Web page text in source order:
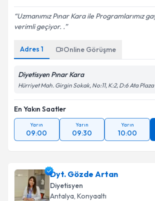
Uzmanımız Pınar Kara ile Programlarımız
verimli geçiyor. .
Adres 1 Online Görüşme
Diyetisyen Pınar Kara
Hürriyet Mah. Girgin Sokak, No:11, K:2, D:6 Ata Plaza
En Yakın Saatler
Yarın
09:00
Yarın
09:30
Yarın
10:00
Dyt. Gözde Artan
Diyetisyen
Antalya, Konyaaltı